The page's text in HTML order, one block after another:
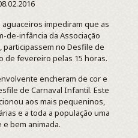
impediram que as
de-infância da Associação
participassem no Desfile de
de fevereiro pelas 15 horas.
encheram de cor e
de Carnaval Infantil. Este
aos mais pequeninos,
e a toda a população uma
bem animada.